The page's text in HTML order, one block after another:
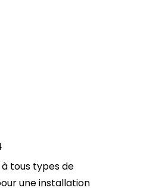
tous types de
une installation